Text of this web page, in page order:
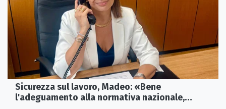
Sicurezza sul lavoro, Madeo: «Bene
l'adeguamento alla normativa nazionale,